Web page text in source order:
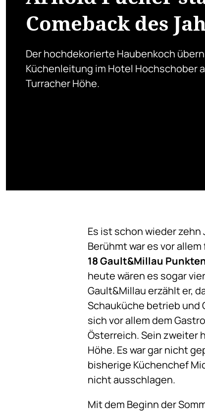
Comeback des
Der hochdekorierte Haubenkoch
Küchenleitung im Hotel Hochschober
Turracher Höhe.
Es ist schon wieder
Berühmt war es vor
18 Gault&Millau
heute wären es sogar
Gault&Millau erzählt er,
Schauküche betrieb und
sich vor allem dem
Österreich. Sein zweiter
Höhe. Es war gar nicht
bisherige Küchenchef
nicht ausschlagen.
Mit dem Beginn der